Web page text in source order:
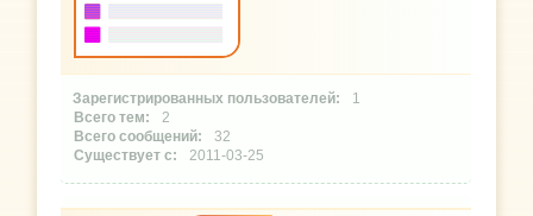
1
2
32
2011-03-25